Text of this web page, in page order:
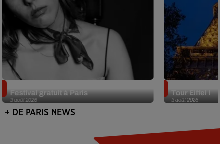
3 août 2026
Festival gratuit à Paris
3 août 2026
Tour Eiffel !
+ DE PARIS NEWS